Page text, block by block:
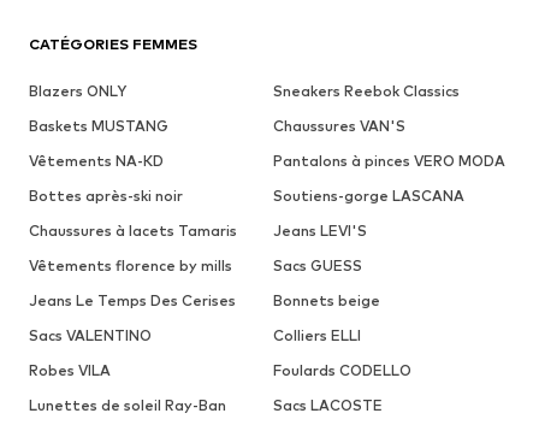
CATÉGORIES FEMMES
Blazers ONLY
Sneakers Reebok Classics
Baskets MUSTANG
Chaussures VAN'S
Vêtements NA-KD
Pantalons à pinces VERO MODA
Bottes après-ski noir
Soutiens-gorge LASCANA
Chaussures à lacets Tamaris
Jeans LEVI'S
Vêtements florence by mills
Sacs GUESS
Jeans Le Temps Des Cerises
Bonnets beige
Sacs VALENTINO
Colliers ELLI
Robes VILA
Foulards CODELLO
Lunettes de soleil Ray-Ban
Sacs LACOSTE